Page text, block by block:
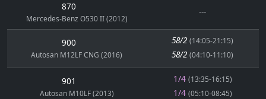
870
Mercedes-Benz O530 II (2012)
---
900
Autosan M12LF CNG (2016)
58/2 (14:05-21:15)
58/2 (04:10-11:10)
901
Autosan M10LF (2013)
1/4 (13:35-16:15)
1/4 (05:10-08:45)